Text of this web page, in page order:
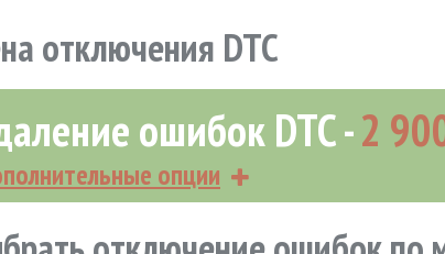
отключения DTC
ошибок DTC 2
опции